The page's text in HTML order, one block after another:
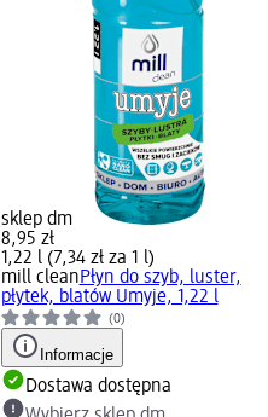
sklep dm
8,95 zł
1,22 l (7,34 zł za 1 l)
mill cleanPłyn do szyb, luster,
płytek, blatów Umyje, 1,22 l
(0)
Informacje
Dostawa dostępna